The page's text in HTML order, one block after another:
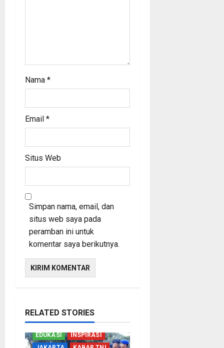
Nama *
Email *
Situs Web
Simpan nama, email, dan
situs web saya pada
peramban ini untuk
komentar saya berikutnya.
RELATED STORIES
EDUKASI
INSPIRASI